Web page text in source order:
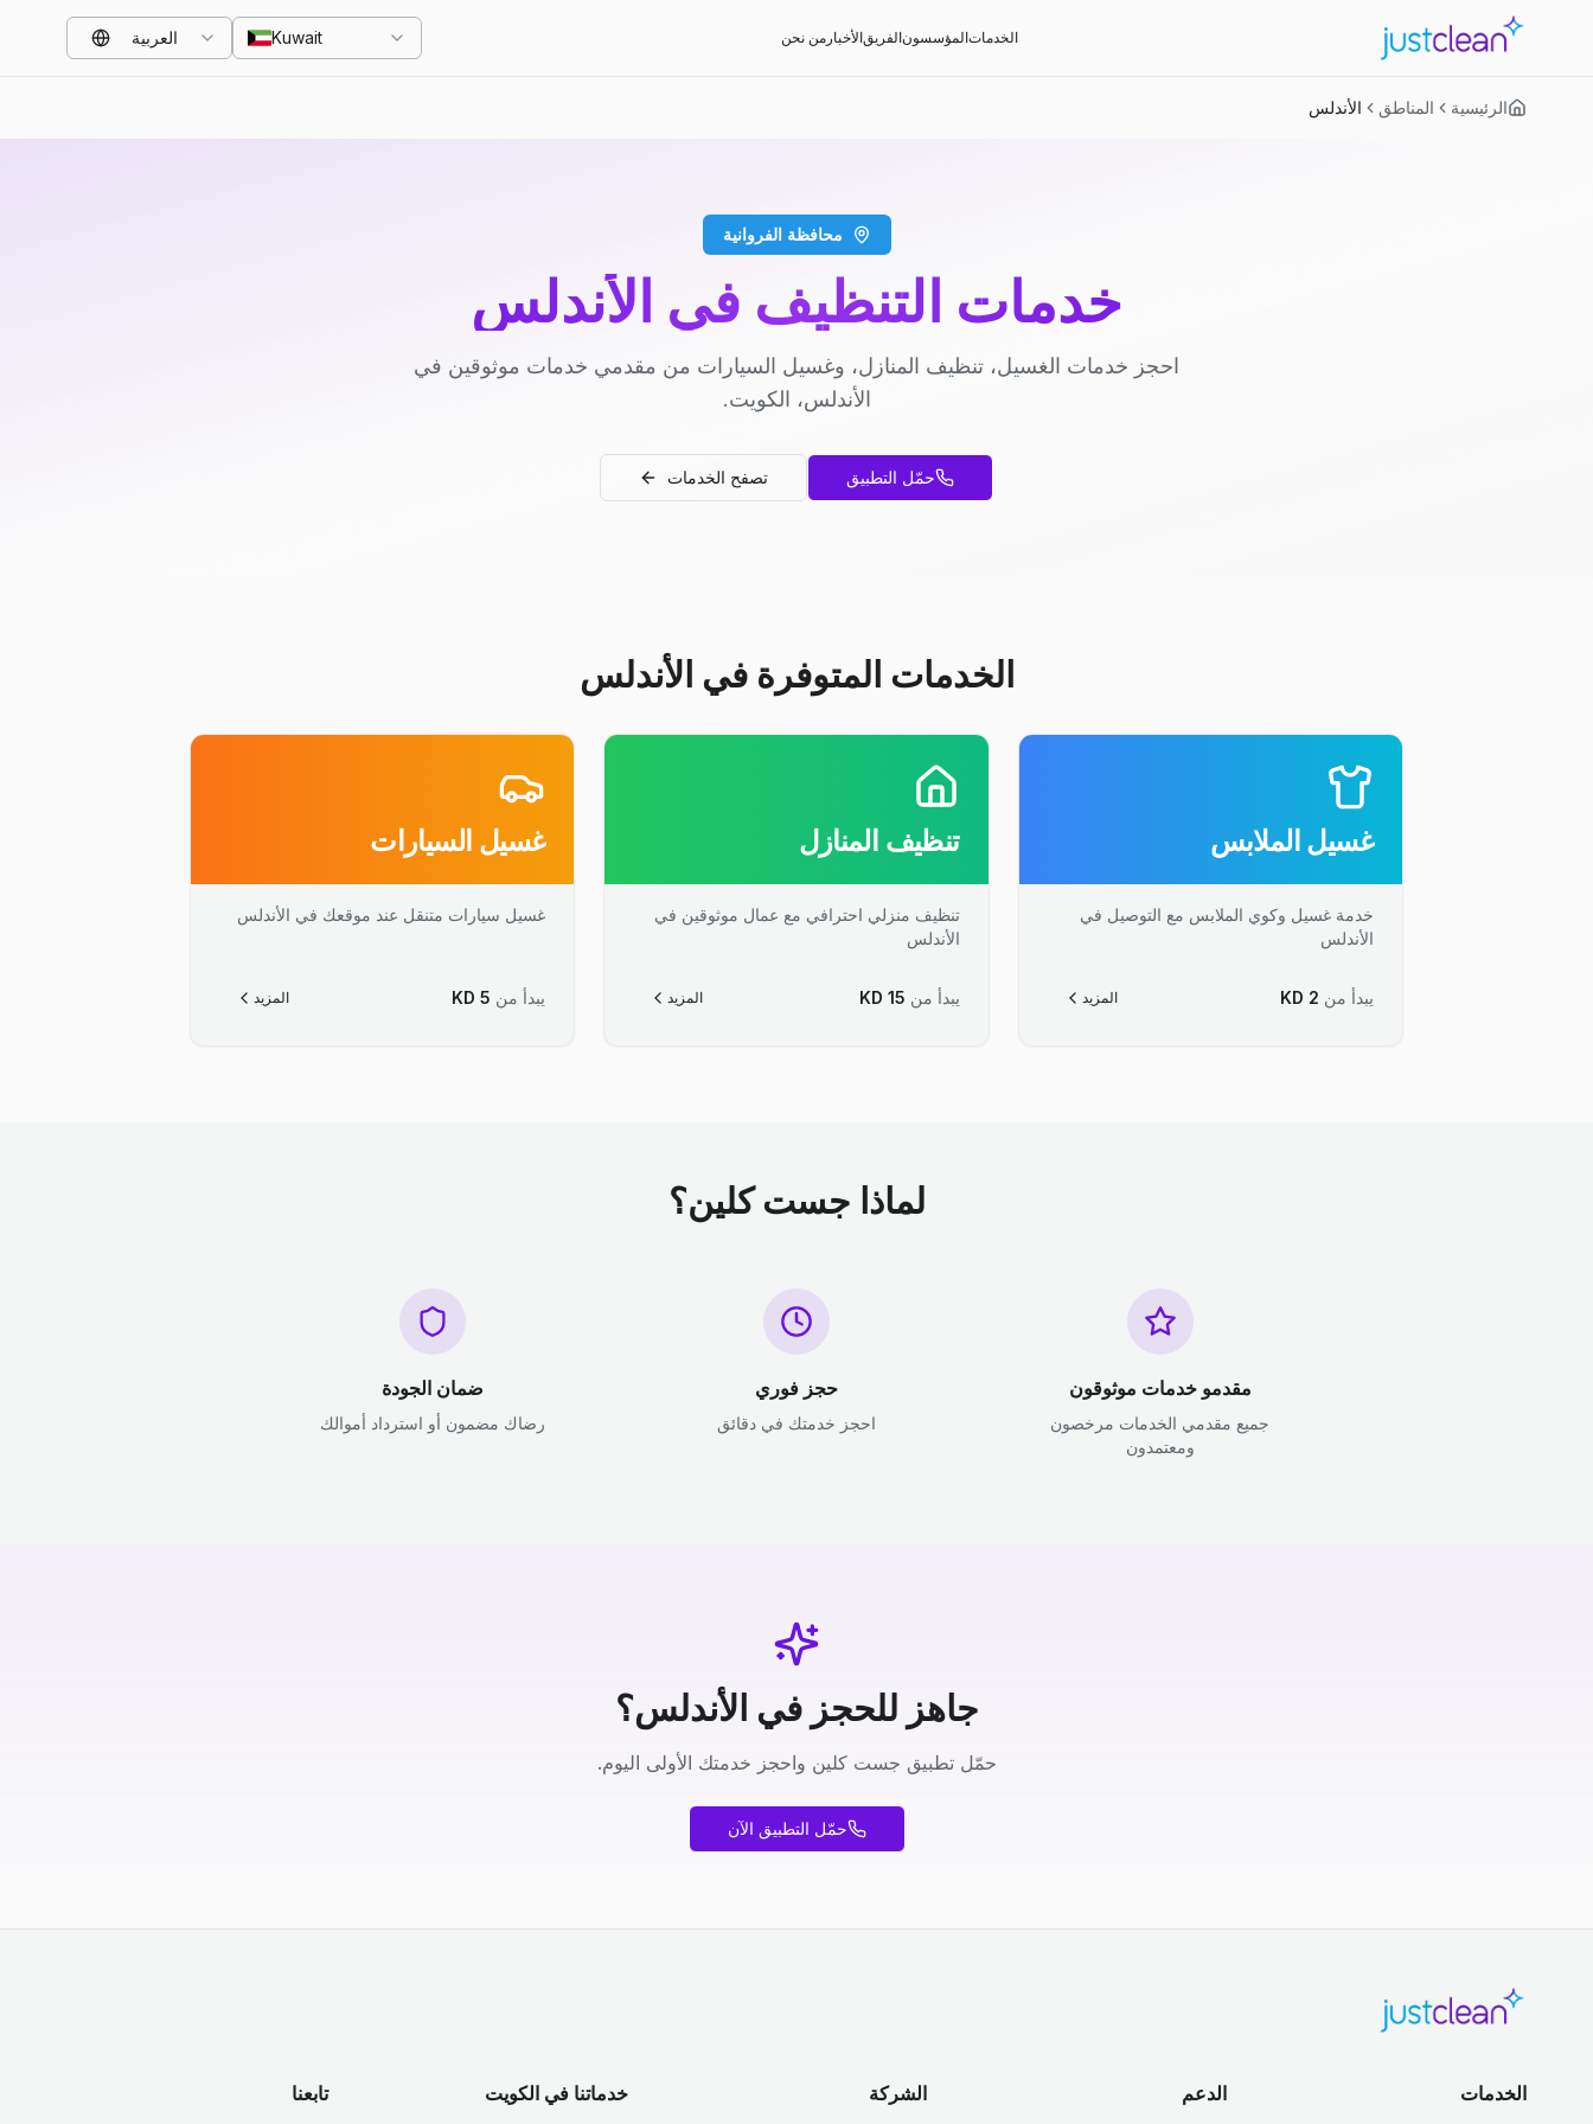
الخدماتالمؤسسونالفريقالأخبار من نحن Kuwait العربية
الرئيسية المناطق الأندلس
محافظة الفروانية
خدمات التنظيف في الأندلس
احجز خدمات الغسيل، تنظيف المنازل، وغسيل السيارات من مقدمي خدمات موثوقين في
الأندلس، الكويت.
حمّل التطبيق تصفح الخدمات
الخدمات المتوفرة في الأندلس
غسيل الملابس
خدمة غسيل وكوي الملابس مع التوصيل في
الأندلس
يبدأ من KD 2 المزيد
تنظيف المنازل
تنظيف منزلي احترافي مع عمال موثوقين في
الأندلس
يبدأ من KD 15 المزيد
غسيل السيارات
غسيل سيارات متنقل عند موقعك في الأندلس
يبدأ من KD 5 المزيد
لماذا جست كلين؟
مقدمو خدمات موثوقون
جميع مقدمي الخدمات مرخصون
ومعتمدون
حجز فوري
احجز خدمتك في دقائق
ضمان الجودة
رضاك مضمون أو استرداد أموالك
جاهز للحجز في الأندلس؟
حمّل تطبيق جست كلين واحجز خدمتك الأولى اليوم.
حمّل التطبيق الآن
الخدمات الدعم الشركة خدماتنا في الكويت تابعنا